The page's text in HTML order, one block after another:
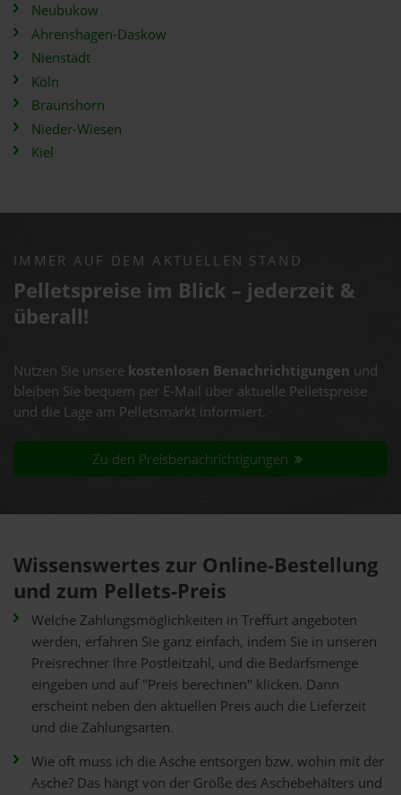
Neubukow
Ahrenshagen-Daskow
Nienstädt
Köln
Braunshorn
Nieder-Wiesen
Kiel
IMMER AUF DEM AKTUELLEN STAND
Pelletspreise im Blick – jederzeit &
überall!
Nutzen Sie unsere kostenlosen Benachrichtigungen und
bleiben Sie bequem per E-Mail über aktuelle Pelletspreise
und die Lage am Pelletsmarkt informiert.
Zu den Preisbenachrichtigungen
Wissenswertes zur Online-Bestellung
und zum Pellets-Preis
Welche Zahlungsmöglichkeiten in Treffurt angeboten
werden, erfahren Sie ganz einfach, indem Sie in unseren
Preisrechner Ihre Postleitzahl, und die Bedarfsmenge
eingeben und auf "Preis berechnen" klicken. Dann
erscheint neben den aktuellen Preis auch die Lieferzeit
und die Zahlungsarten.
Wie oft muss ich die Asche entsorgen bzw. wohin mit der
Asche? Das hängt von der Größe des Aschebehälters und